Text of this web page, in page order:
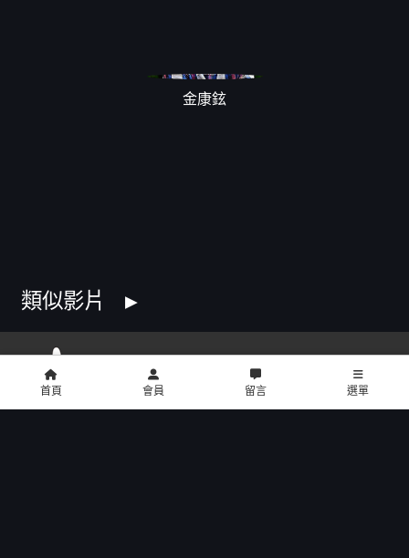
金康鉉
類似影片
首頁 會員 留言 選單